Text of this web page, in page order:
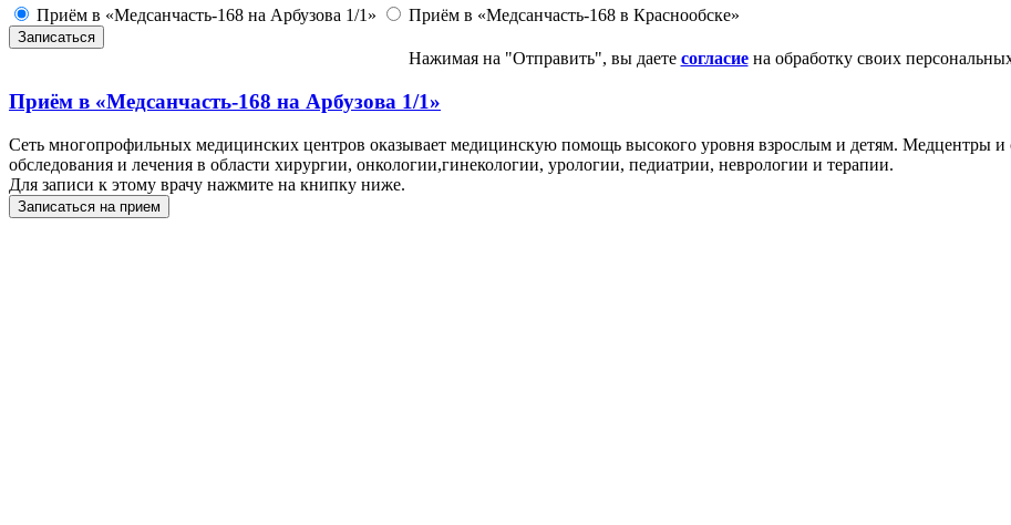
Приём в «Медсанчасть-168 на Арбузова 1/1» Приём в «Медсанчасть-168 в Краснообске»
Нажимая на "Отправить", вы даете согласиена обработку своих
Приём в «Медсанчасть-168 на Арбузова 1/1»
Сеть многопрофильных медицинских центров оказывает медицинскую помощь высокого уровня взрослым и детям. Медцентры и
обследования и лечения в области хирургии, онкологии,гинекологии, урологии, педиатрии, неврологии и терапии.
Для записи к этому врачу нажмите на книпку ниже.
Записаться на прием